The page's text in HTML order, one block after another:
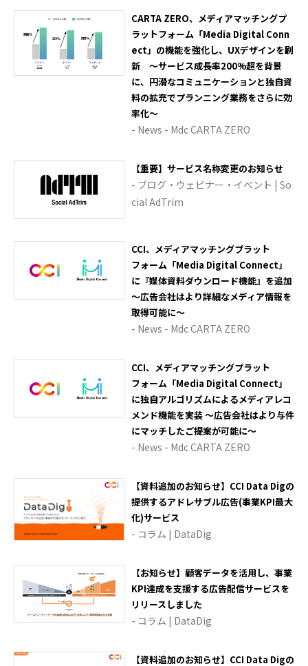
CARTA ZERO、メディアマッチングプ
ラットフォーム「Media Digital Conn
ect」の機能を強化し、UXデザインを刷
新 ～サービス成長率200%超を背景
に、円滑なコミュニケーションと独自資
料の拡充でプランニング業務をさらに効
率化～
- News - Mdc CARTA ZERO
【重要】サービス名称変更のお知らせ
- ブログ・ウェビナー・イベント | So
cial AdTrim
CCI、メディアマッチングプラット
フォーム「Media Digital Connect」
に『媒体資料ダウンロード機能』を追加
～広告会社はより詳細なメディア情報を
取得可能に～
- News - Mdc CARTA ZERO
CCI、メディアマッチングプラット
フォーム「Media Digital Connect」
に独自アルゴリズムによるメディアレコ
メンド機能を実装 ～広告会社はより与件
にマッチしたご提案が可能に～
- News - Mdc CARTA ZERO
【資料追加のお知らせ】CCI Data Digの
提供するアドレサブル広告(事業KPI最大
化)サービス
- コラム | DataDig
【お知らせ】顧客データを活用し、事業
KPI達成を支援する広告配信サービスを
リリースしました
- コラム | DataDig
【資料追加のお知らせ】CCI Data Digの